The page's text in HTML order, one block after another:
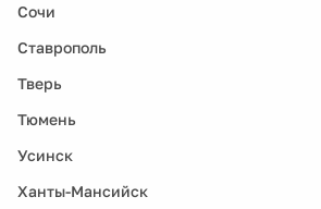
Сочи
Ставрополь
Тверь
Тюмень
Усинск
Ханты-Мансийск